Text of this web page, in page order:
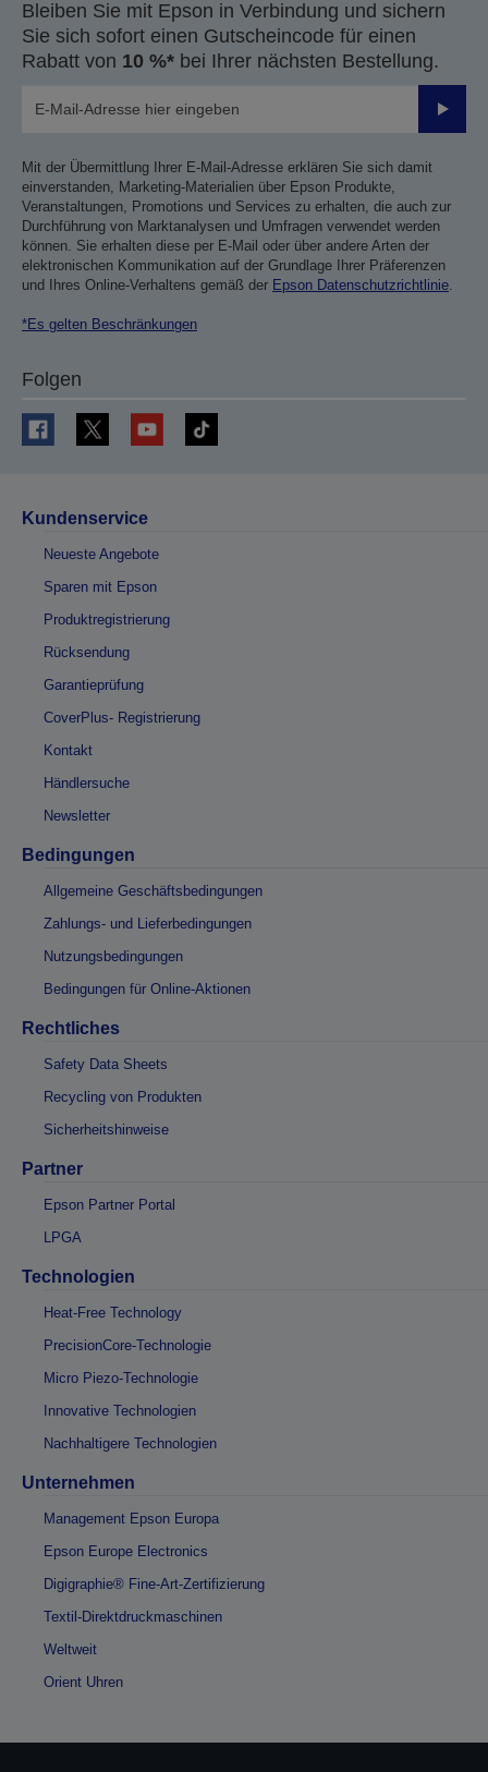
Bleiben Sie mit Epson in Verbindung und sichern
Sie sich sofort einen Gutscheincode für einen
Rabatt von 10 %* bei Ihrer nächsten Bestellung.
Mit der Übermittlung Ihrer E-Mail-Adresse erklären Sie sich damit
einverstanden, Marketing-Materialien über Epson Produkte,
Veranstaltungen, Promotions und Services zu erhalten, die auch zur
Durchführung von Marktanalysen und Umfragen verwendet werden
können. Sie erhalten diese per E-Mail oder über andere Arten der
elektronischen Kommunikation auf der Grundlage Ihrer Präferenzen
und Ihres Online-Verhaltens gemäß der Epson Datenschutzrichtlinie
*Es gelten Beschränkungen
Folgen
Kundenservice
Neueste Angebote
Sparen mit Epson
Produktregistrierung
Rücksendung
Garantieprüfung
CoverPlus- Registrierung
Kontakt
Händlersuche
Newsletter
Bedingungen
Allgemeine Geschäftsbedingungen
Zahlungs- und Lieferbedingungen
Nutzungsbedingungen
Bedingungen für Online-Aktionen
Rechtliches
Safety Data Sheets
Recycling von Produkten
Sicherheitshinweise
Partner
Epson Partner Portal
LPGA
Technologien
Heat-Free Technology
PrecisionCore-Technologie
Micro Piezo-Technologie
Innovative Technologien
Nachhaltigere Technologien
Unternehmen
Management Epson Europa
Epson Europe Electronics
Digigraphie® Fine-Art-Zertifizierung
Textil-Direktdruckmaschinen
Weltweit
Orient Uhren